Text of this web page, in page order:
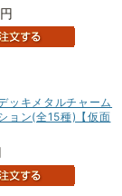
ッキメタルチャーム
ョン(全15種)【仮面